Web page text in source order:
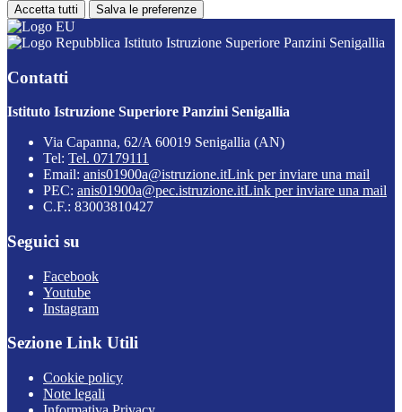
Accetta tutti Salva le preferenze
Istituto Istruzione Superiore Panzini Senigallia
Contatti
Istituto Istruzione Superiore Panzini Senigallia
Via Capanna, 62/A 60019 Senigallia (AN)
Tel: Tel. 07179111
Email: anis01900a@istruzione.itLink per inviare una mail
PEC: anis01900a@pec.istruzione.itLink per inviare una mail
C.F.: 83003810427
Seguici su
Facebook
Youtube
Instagram
Sezione Link Utili
Cookie policy
Note legali